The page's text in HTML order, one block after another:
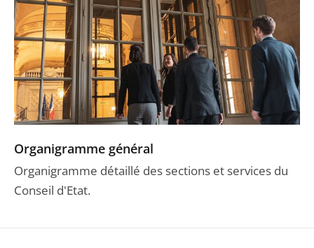
Organigramme général
Organigramme détaillé des sections et services du
Conseil d'Etat.